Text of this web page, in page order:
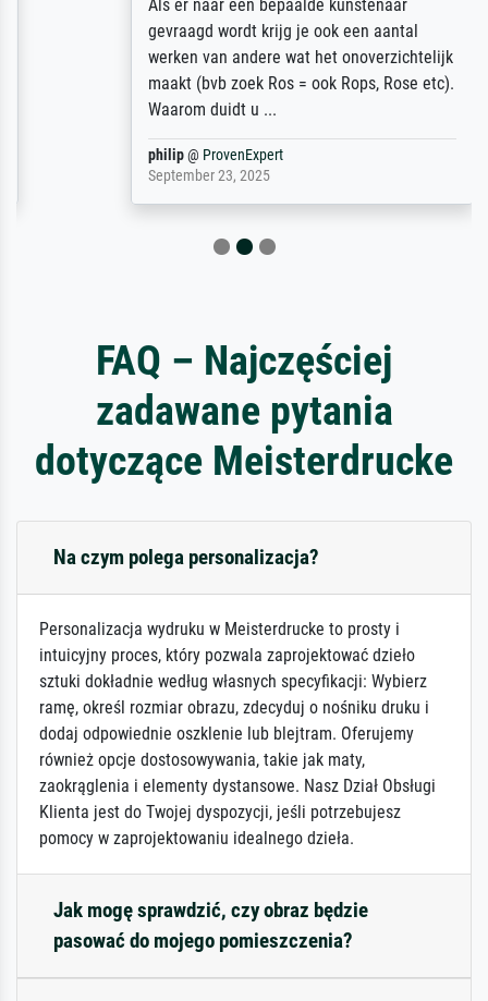
Als er naar een bepaalde kunstenaar
gevraagd wordt krijg je ook een aantal
werken van andere wat het onoverzichtelijk
maakt (bvb zoek Ros = ook Rops, Rose etc).
Waarom duidt u ...
ProvenExpert
September 23, 2025
FAQ – Najczęściej
zadawane pytania
dotyczące Meisterdrucke
Na czym polega personalizacja?
Personalizacja wydruku w Meisterdrucke to prosty i
intuicyjny proces, który pozwala zaprojektować dzieło
sztuki dokładnie według własnych specyfikacji: Wybierz
ramę, określ rozmiar obrazu, zdecyduj o nośniku druku i
dodaj odpowiednie oszklenie lub blejtram. Oferujemy
również opcje dostosowywania, takie jak maty,
zaokrąglenia i elementy dystansowe. Nasz Dział Obsługi
Klienta jest do Twojej dyspozycji, jeśli potrzebujesz
pomocy w zaprojektowaniu idealnego dzieła.
Jak mogę sprawdzić, czy obraz będzie
pasować do mojego pomieszczenia?